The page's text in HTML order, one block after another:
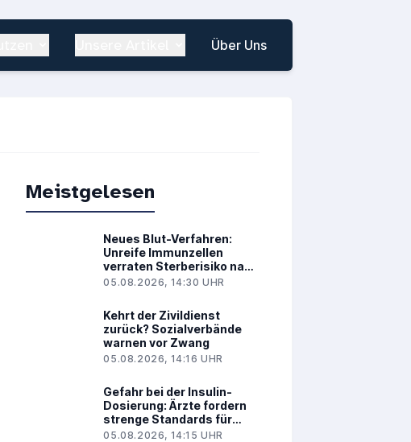
Über Uns
Meistgelesen
Neues Blut-Verfahren:
Unreife Immunzellen
verraten Sterberisiko nach
Herzinfarkt
05.08.2026, 14:30 UHR
Kehrt der Zivildienst
zurück? Sozialverbände
warnen vor Zwang
05.08.2026, 14:16 UHR
Gefahr bei der Insulin-
Dosierung: Ärzte fordern
strenge Standards für
Glukosesensoren
05.08.2026, 14:15 UHR